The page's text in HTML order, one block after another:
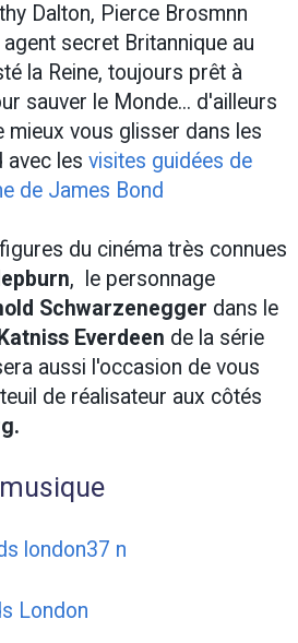
Dalton, Pierce Brosmnn
secret Britannique au
la Reine​, toujours prêt à
sauver le Monde... d'ailleurs
mieux vous glisser dans les
avec les visites guidées de
de James Bond
du cinéma très connues
, le personnage
Schwarzenegger dans le
Katniss Everdeen de la série
aussi l'occasion de vous
de réalisateur aux côtés